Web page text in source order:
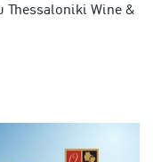
Thessaloniki Wine &